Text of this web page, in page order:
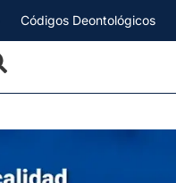
Códigos Deontológicos